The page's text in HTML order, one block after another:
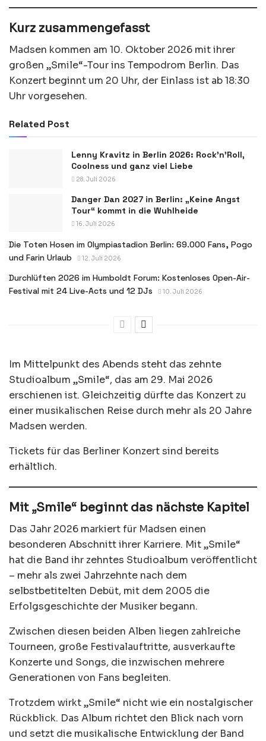
Kurz zusammengefasst
Madsen kommen am 10. Oktober 2026 mit ihrer
großen „Smile“-Tour ins Tempodrom Berlin. Das
Konzert beginnt um 20 Uhr, der Einlass ist ab 18:30
Uhr vorgesehen.
Related Post
Lenny Kravitz in Berlin 2026: Rock’n’Roll,
Coolness und ganz viel Liebe
28. Juli 2026
Danger Dan 2027 in Berlin: „Keine Angst
Tour“ kommt in die Wuhlheide
16. Juli 2026
Die Toten Hosen im Olympiastadion Berlin: 69.000 Fans, Pogo
und Farin Urlaub
12. Juli 2026
Durchlüften 2026 im Humboldt Forum: Kostenloses Open-Air-
Festival mit 24 Live-Acts und 12 DJs
10. Juli 2026
Im Mittelpunkt des Abends steht das zehnte
Studioalbum „Smile“, das am 29. Mai 2026
erschienen ist. Gleichzeitig dürfte das Konzert zu
einer musikalischen Reise durch mehr als 20 Jahre
Madsen werden.
Tickets für das Berliner Konzert sind bereits
erhältlich.
Mit „Smile“ beginnt das nächste Kapitel
Das Jahr 2026 markiert für Madsen einen
besonderen Abschnitt ihrer Karriere. Mit „Smile“
hat die Band ihr zehntes Studioalbum veröffentlicht
– mehr als zwei Jahrzehnte nach dem
selbstbetitelten Debüt, mit dem 2005 die
Erfolgsgeschichte der Musiker begann.
Zwischen diesen beiden Alben liegen zahlreiche
Tourneen, große Festivalauftritte, ausverkaufte
Konzerte und Songs, die inzwischen mehrere
Generationen von Fans begleiten.
Trotzdem wirkt „Smile“ nicht wie ein nostalgischer
Rückblick. Das Album richtet den Blick nach vorn
und setzt die musikalische Entwicklung der Band